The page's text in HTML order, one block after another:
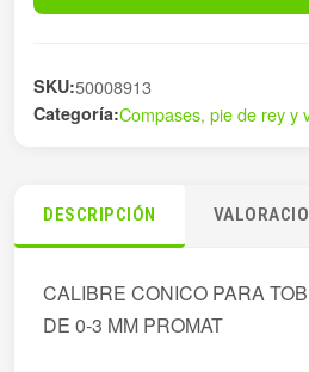
cantidad
SKU:50008913
Categoría:Compases, pie de rey y
DESCRIPCIÓN
CALIBRE CONICO PARA
DE 0-3 MM PROMAT